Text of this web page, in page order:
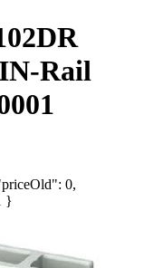
Rail
0,
}